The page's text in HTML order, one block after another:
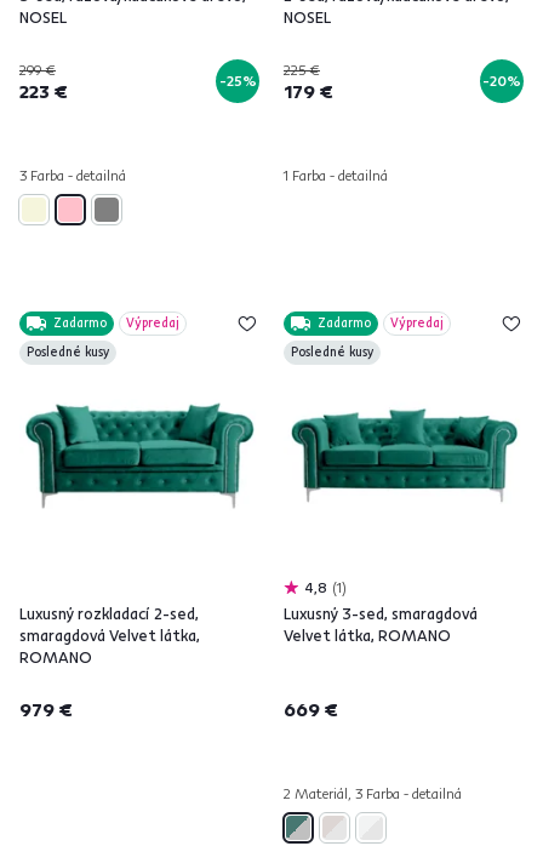
NOSEL
299 €
223 € -25%
3 Farba - detailná
NOSEL
225 €
179 € -20%
1 Farba - detailná
Zadarmo
Výpredaj
Posledné kusy
Luxusný rozkladací 2-sed,
smaragdová Velvet látka,
ROMANO
979 €
Zadarmo
Výpredaj
Posledné kusy
4,8 1
Luxusný 3-sed, smaragdová
Velvet látka, ROMANO
669 €
2 Materiál, 3 Farba - detailná